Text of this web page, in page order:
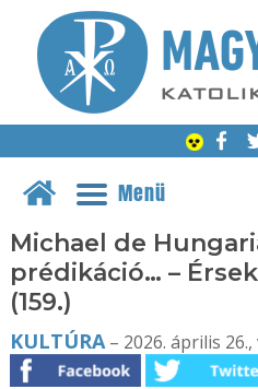
Menü
Michael de
prédikáció… –
(159.)
KULTÚRA– 2026. április